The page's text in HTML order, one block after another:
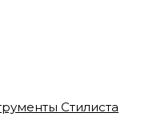
Стилиста